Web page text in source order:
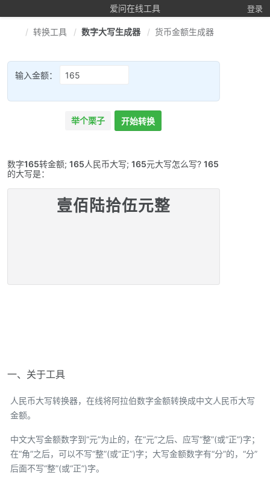
爱问在线工具 登录
转换工具 数字大写生成器 货币金额生成器
输入金额：
举个栗子 开始转换
数字165转金额; 165人民币大写; 165元大写怎么写? 165
的大写是：
壹佰陆拾伍元整
一、关于工具
人民币大写转换器，在线将阿拉伯数字金额转换成中文人民币大写
金额。
中文大写金额数字到“元”为止的，在“元”之后、应写“整”(或“正”)字；
在“角”之后，可以不写“整”(或“正”)字；大写金额数字有“分”的，“分”
后面不写“整”(或“正”)字。